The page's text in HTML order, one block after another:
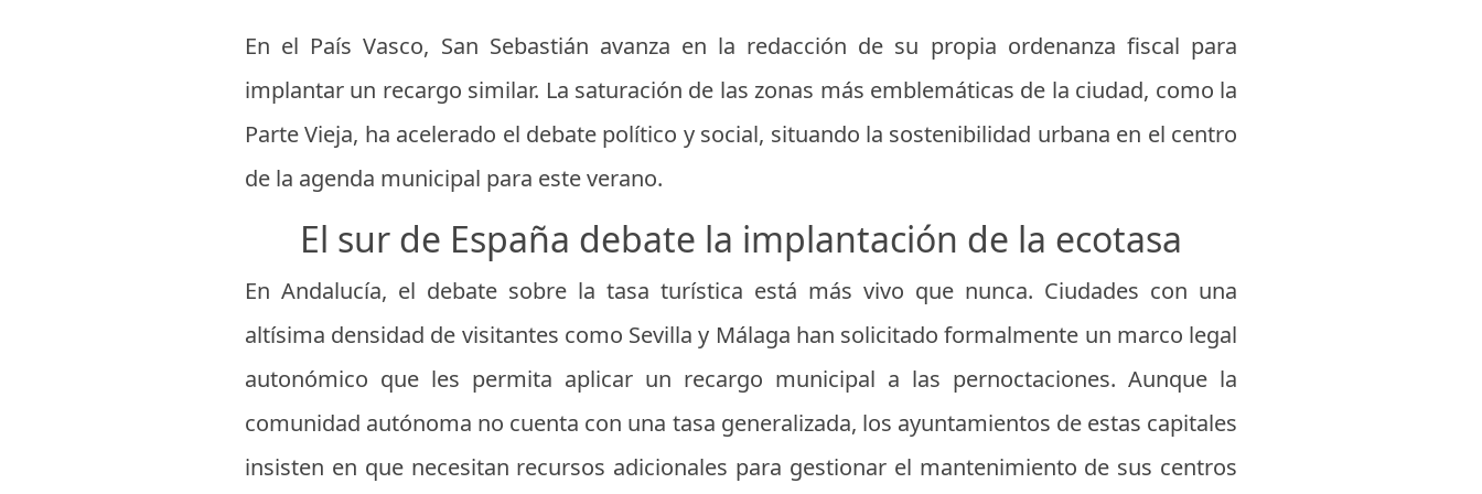
En el País Vasco, San Sebastián avanza en la redacción de su propia ordenanza fiscal para
implantar un recargo similar. La saturación de las zonas más emblemáticas de la ciudad, como la
Parte Vieja, ha acelerado el debate político y social, situando la sostenibilidad urbana en el centro
de la agenda municipal para este verano.
El sur de España debate la implantación de la ecotasa
En Andalucía, el debate sobre la tasa turística está más vivo que nunca. Ciudades con una
altísima densidad de visitantes como Sevilla y Málaga han solicitado formalmente un marco legal
autonómico que les permita aplicar un recargo municipal a las pernoctaciones. Aunque la
comunidad autónoma no cuenta con una tasa generalizada, los ayuntamientos de estas capitales
insisten en que necesitan recursos adicionales para gestionar el mantenimiento de sus centros